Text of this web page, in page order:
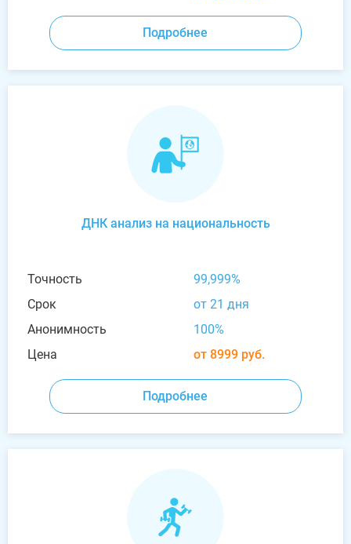
Подробнее
ДНК анализ на национальность
Точность
99,999%
Срок
от 21 дня
Анонимность
100%
Цена
от 8999 руб.
Подробнее